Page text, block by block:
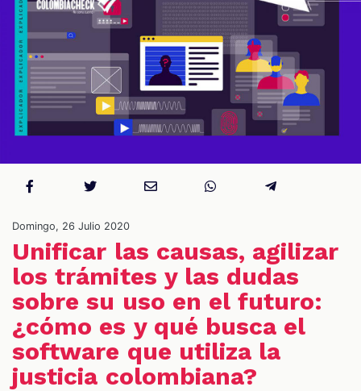
Domingo, 26 Julio 2020
Unificar las causas, agilizar
los trámites y las dudas
sobre su uso en el futuro:
¿cómo es y qué busca el
software que utiliza la
justicia colombiana?